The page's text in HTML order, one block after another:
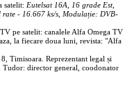
satelit: Eutelsat 16A, 16 grade Est,
rate - 16.667 ks/s, Modulație: DVB-
pe satelit: canalele Alfa Omega TV
la fiecare doua luni, revista: "Alfa
Timisoara. Reprezentant legal și
Tudor: director general, coodonator